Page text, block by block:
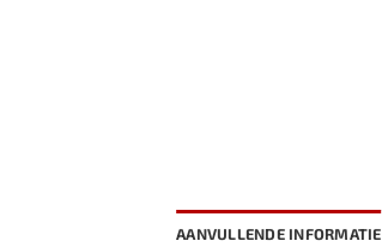
AANVULLENDE INFORMATIE